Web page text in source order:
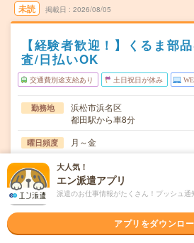
未読 掲載日 2026/08/05
【経験者歓迎！】くるま部
査/日払いOK
交通費別途支給あり 土日祝日が休み
勤務地
浜松市浜名区
都田駅から車8分
曜日頻度 月～金
時間 08:00～16:5017:00～
期間 長期でお仕事できる方、大歓迎
時給 時給1225円
交通費
大人気！
エン派遣アプリ
派遣のお仕事情報がたくさん！プッシュ通
アプリをダウンロ